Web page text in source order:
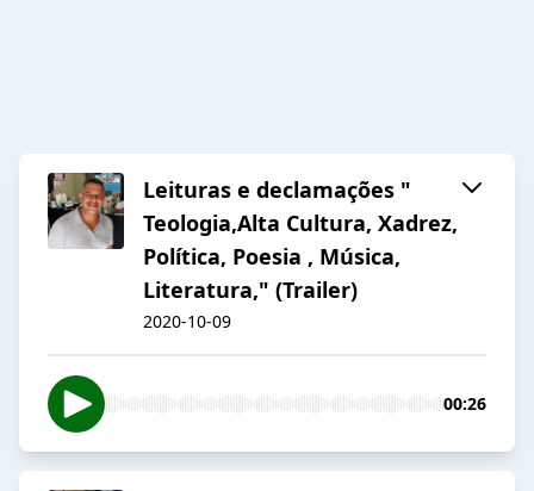
Leituras e declamações "
Teologia,Alta Cultura, Xadrez,
Política, Poesia , Música,
Literatura," (Trailer)
2020-10-09
00:26